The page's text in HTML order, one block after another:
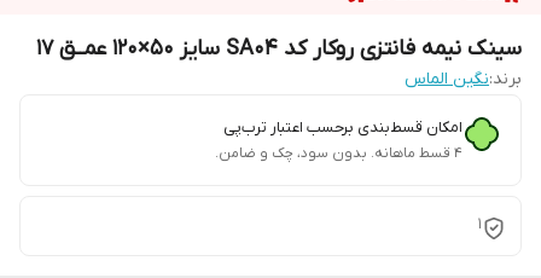
سینک نیمه فانتزی روکار کد SA04 سایز 50×120 عمــق 17
برند:نگین الماس
امکان قسط‌بندی برحسب اعتبار ترب‌پی
۴ قسط ماهانه. بدون سود، چک و ضامن.
1